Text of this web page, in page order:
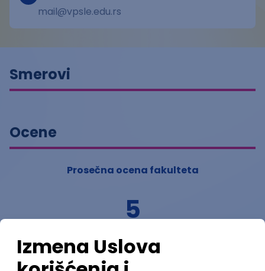
mail@vpsle.edu.rs
Smerovi
Ocene
Prosečna ocena fakulteta
5
(1ocena)